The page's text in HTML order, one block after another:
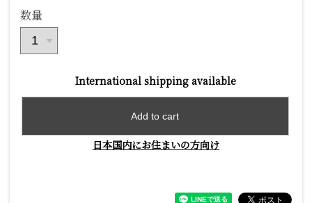
数量
International shipping available
Add to cart
日本国内にお住まいの方向け